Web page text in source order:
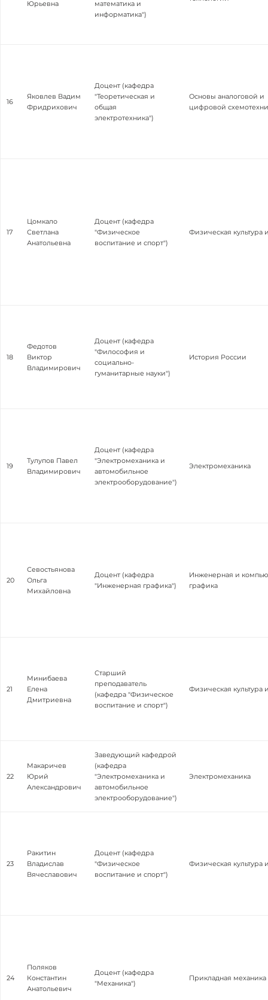
Юрьевна
математика и
информатика")
16
Яковлев Вадим
Фридрихович
Доцент (кафедра
"Теоретическая и
общая
электротехника")
Основы аналоговой и
цифровой
17
Цомкало
Светлана
Анатольевна
Доцент (кафедра
"Физическое
воспитание и спорт")
Физическая культура
18
Федотов
Виктор
Владимирович
Доцент (кафедра
"Философия и
социально-
гуманитарные науки")
История России
19
Тулупов Павел
Владимирович
Доцент (кафедра
"Электромеханика и
автомобильное
электрооборудование")
Электромеханика
20
Севостьянова
Ольга
Михайловна
Доцент (кафедра
"Инженерная графика")
Инженерная и
графика
21
Минибаева
Елена
Дмитриевна
Старший
преподаватель
(кафедра "Физическое
воспитание и спорт")
Физическая культура
22
Макаричев
Юрий
Александрович
Заведующий кафедрой
(кафедра
"Электромеханика и
автомобильное
электрооборудование")
Электромеханика
23
Ракитин
Владислав
Вячеславович
Доцент (кафедра
"Физическое
воспитание и спорт")
Физическая культура
24
Поляков
Константин
Анатольевич
Доцент (кафедра
"Механика")
Прикладная механика